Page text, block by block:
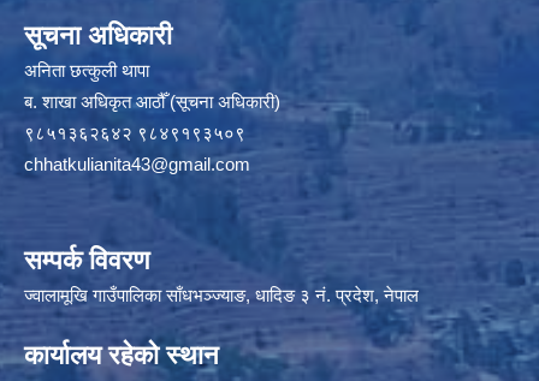
सूचना अधिकारी
अनिता छत्कुली थापा
ब. शाखा अधिकृत आठौँ (सूचना अधिकारी)
९८५१३६२६४२ ९८४९१९३५०९
chhatkulianita43@gmail.com
सम्पर्क विवरण
ज्वालामूखि गाउँपालिका साँधभञ्ज्याङ, धादिङ ३ नं. प्रदेश, नेपाल
कार्यालय रहेको स्थान